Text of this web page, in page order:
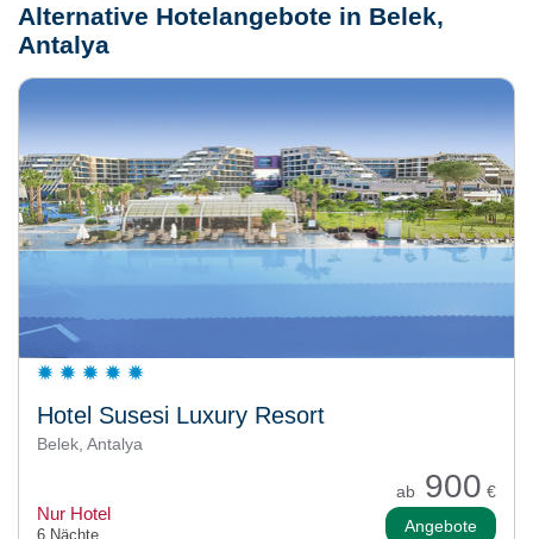
Alternative Hotelangebote in Belek,
Antalya
Hotel Susesi Luxury Resort
Belek, Antalya
ab 900 €
Nur Hotel
6 Nächte Angebote